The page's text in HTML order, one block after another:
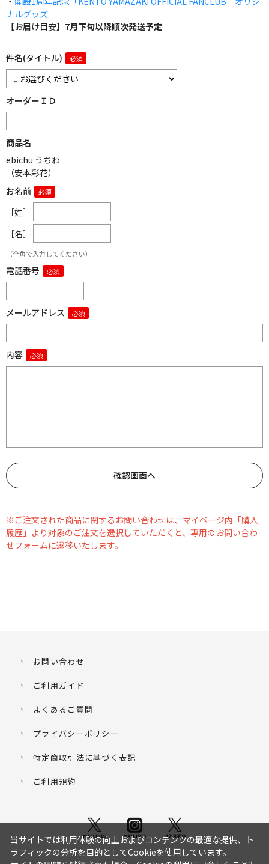
ナルグッズ
【お届け目安】 7月下旬以降順次発送予定
件名(タイトル)
オーダーＩＤ
商品名
ebichu うちわ
（安本彩花）
お名前
［姓］
［名］
（全角で入力してください）
電話番号
メールアドレス
内容
※ご注文された商品に関するお問い合わせは、マイページ内「購入
履歴」より対象のご注文を選択していただくと、専用のお問い合わ
せフォームに遷移いたします。
お問い合わせ
ご利用ガイド
よくあるご質問
プライバシーポリシー
特定商取引法に基づく表記
ご利用規約
当サイトでは利用体験の向上およびコンテンツの最適な提供、ト
ラフィックの分析を目的としてCookieを使用しています。